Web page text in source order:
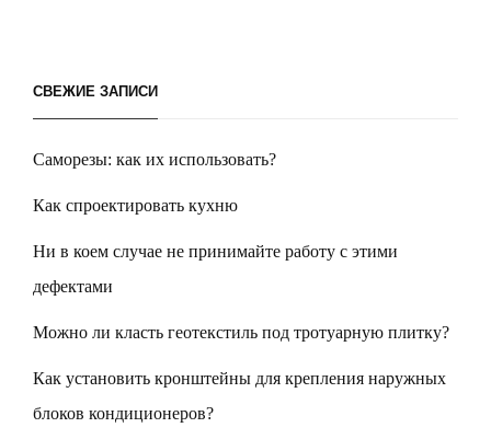
СВЕЖИЕ ЗАПИСИ
Саморезы: как их использовать?
Как спроектировать кухню
Ни в коем случае не принимайте работу с этими
дефектами
Можно ли класть геотекстиль под тротуарную плитку?
Как установить кронштейны для крепления наружных
блоков кондиционеров?